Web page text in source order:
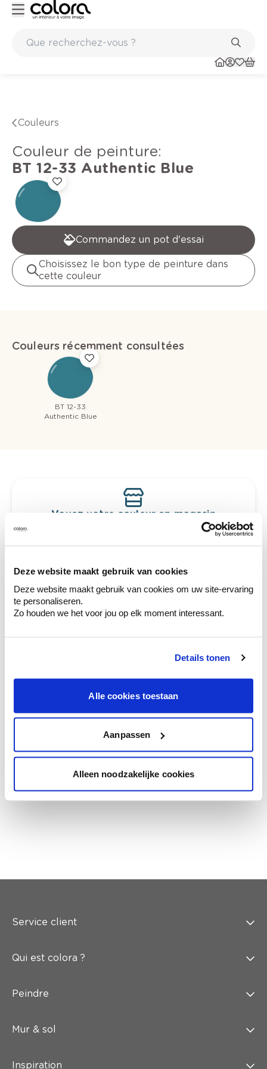
Deze website maakt gebruik van cookies
Deze website maakt gebruik van cookies om uw site-ervaring
te personaliseren.
Zo houden we het voor jou op elk moment interessant.
Details tonen
Alle cookies toestaan
Aanpassen
Alleen noodzakelijke cookies
Couleurs
Couleur de peinture:
BT 12-33 Authentic Blue
Commandez un pot d'essai
Choisissez le bon type de peinture dans
cette couleur
Couleurs récemment consultées
BT 12-33
Authentic Blue
Voyez votre couleur en magasin
Découvrez des échantillons de votre
votre couleur.
Obtenez des conseils personnalisés sur la
combinaison de couleurs.
Conseil couleur à domicile
en couleur.
l'éclairage et de votre mobilier.
Obtenez un contrôle technologique de vos
Service client
Qui est colora ?
Peindre
Mur & sol
Inspiration